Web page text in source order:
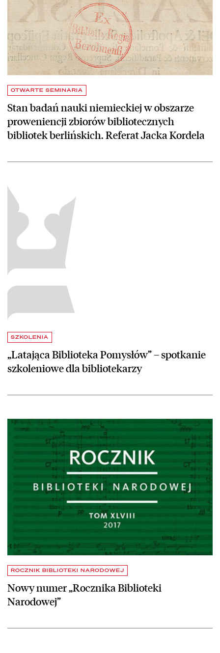
OTWARTE SEMINARIA
Stan badań nauki niemieckiej w obszarze
proweniencji zbiorów bibliotecznych
bibliotek berlińskich. Referat Jacka Kordela
SZKOLENIA
„Latająca Biblioteka Pomysłów” – spotkanie
szkoleniowe dla bibliotekarzy
czytaj więcej o „Latająca Biblioteka Pomysłów” – spotkanie
ROCZNIK BIBLIOTEKI NARODOWEJ
Nowy numer „Rocznika Biblioteki
Narodowej”
czytaj więcej o Nowy numer „Rocznika Biblioteki Narodowej”